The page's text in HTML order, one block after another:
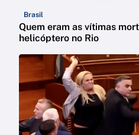
Brasil
Quem eram as vítimas
helicóptero no Rio